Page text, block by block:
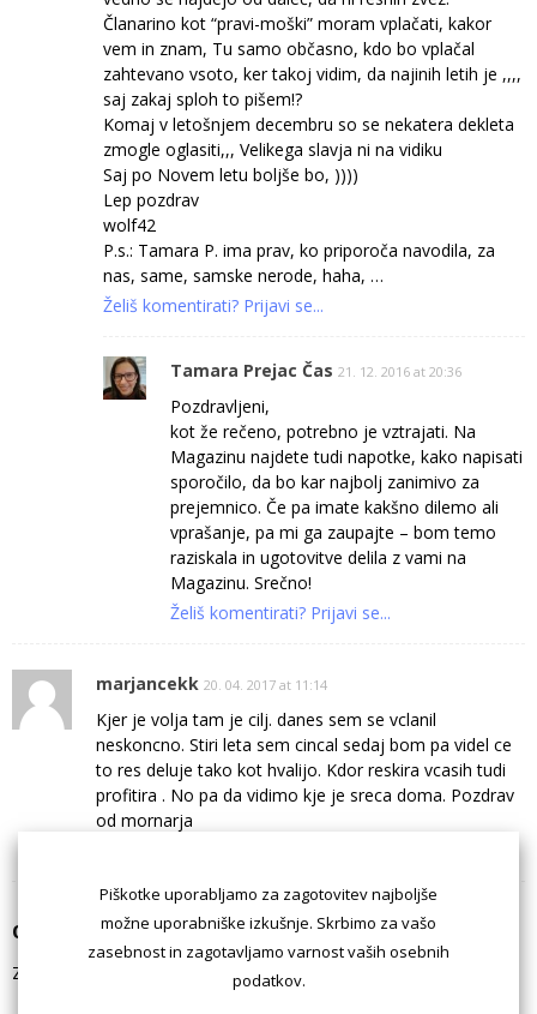
Članarino kot “pravi-moški” moram vplačati, kakor
vem in znam, Tu samo občasno, kdo bo vplačal
zahtevano vsoto, ker takoj vidim, da najinih letih je ,,,,
saj zakaj sploh to pišem!?
Komaj v letošnjem decembru so se nekatera dekleta
zmogle oglasiti,,, Velikega slavja ni na vidiku
Saj po Novem letu boljše bo, ))))
Lep pozdrav
wolf42
P.s.: Tamara P. ima prav, ko priporoča navodila, za
nas, same, samske nerode, haha, …
Želiš komentirati? Prijavi se...
Tamara Prejac Čas 21. 12. 2016 at 20:36
Pozdravljeni,
kot že rečeno, potrebno je vztrajati. Na
Magazinu najdete tudi napotke, kako napisati
sporočilo, da bo kar najbolj zanimivo za
prejemnico. Če pa imate kakšno dilemo ali
vprašanje, pa mi ga zaupajte – bom temo
raziskala in ugotovitve delila z vami na
Magazinu. Srečno!
Želiš komentirati? Prijavi se...
marjancekk 20. 04. 2017 at 11:14
Kjer je volja tam je cilj. danes sem se vclanil
neskoncno. Stiri leta sem cincal sedaj bom pa videl ce
to res deluje tako kot hvalijo. Kdor reskira vcasih tudi
profitira . No pa da vidimo kje je sreca doma. Pozdrav
od mornarja
Odgovori
Za komentiranje morate bitiprijavljeni
Piškotke uporabljamo za zagotovitev najboljše
možne uporabniške izkušnje. Skrbimo za vašo
zasebnost in zagotavljamo varnost vaših osebnih
podatkov.